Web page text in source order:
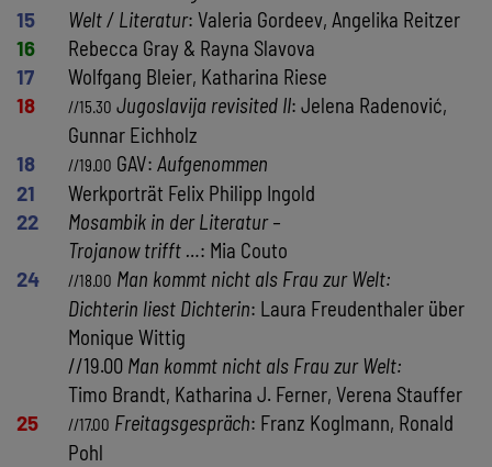
15
Welt / Literatur: Valeria Gordeev, Angelika Reitzer
16
Rebecca Gray & Rayna Slavova
17
Wolfgang Bleier, Katharina Riese
18
//15.30 Jugoslavija revisited II: Jelena Radenović,
Gunnar Eichholz
18
//19.00 GAV: Aufgenommen
21
Werkporträt Felix Philipp Ingold
22
Mosambik in der Literatur –
Trojanow trifft …: Mia Couto
24
//18.00 Man kommt nicht als Frau zur Welt:
Dichterin liest Dichterin: Laura Freudenthaler über
Monique Wittig
//19.00 Man kommt nicht als Frau zur Welt:
Timo Brandt, Katharina J. Ferner, Verena Stauffer
25
//17.00 Freitagsgespräch: Franz Koglmann, Ronald
Pohl